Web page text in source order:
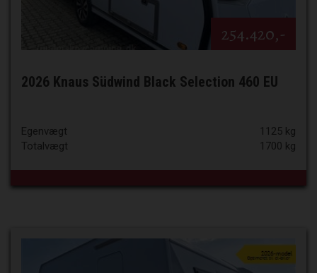
254.420,-
2026 Knaus Südwind Black Selection 460 EU
Egenvægt
1125 kg
Totalvægt
1700 kg